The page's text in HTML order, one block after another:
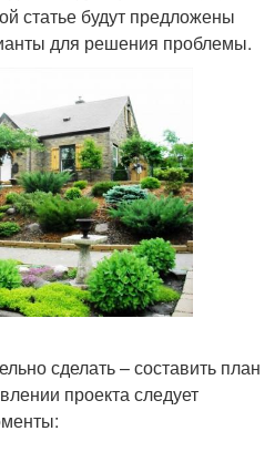
статье будут предложены
для решения проблемы.
сделать – составить план
проекта следует